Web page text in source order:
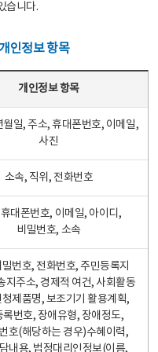
습니다.
인정보 항목
개인정보 항목
월일, 주소, 휴대폰번호, 이메일,
사진
소속, 직위, 전화번호
대폰번호, 이메일, 아이디,
비밀번호, 소속
번호, 전화번호, 주민등록지
지주소, 경제적 여건, 사회활동
청제품명, 보조기기 활용계획,
록번호, 장애유형, 장애정도,
호(해당하는 경우)수혜이력,
내용, 법정대리인정보(이름,